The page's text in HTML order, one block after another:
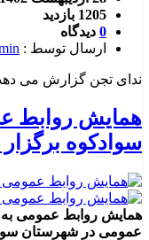
1205 بازدید
0 دیدگاه
ارسال توسط :
ندای تجن گزارش می
همایش روابط
سوادکوه
همایش روابط عمومی
عمومی در شهرستان